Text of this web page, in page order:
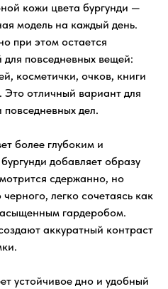
кожи цвета бургунди —
модель на каждый день.
при этом остается
для повседневных вещей:
косметички, очков, книги
отличный вариант для
повседневных дел.
более глубоким и
добавляет образу
сдержанно, но
легко сочетаясь как
гардеробом.
аккуратный контраст
устойчивое дно и удобный